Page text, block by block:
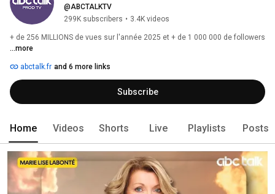
@ABCTALKTV
299K subscribers • 3.4K videos
...more
abctalk.fr and 6 more links
Subscribe
Home Videos Shorts Live Playlists Posts